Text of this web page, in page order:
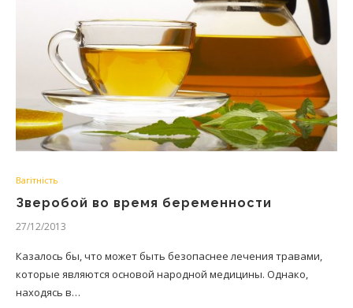
Вагітність
Зверобой во время беременности
27/12/2013
Казалось бы, что может быть безопаснее лечения травами,
которые являются основой народной медицины. Однако,
находясь в…